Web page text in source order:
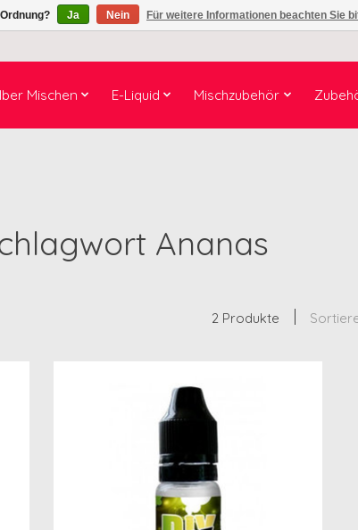
Mischen E-Liquid Mischzubehör
Ananas
2 Produkte
Ja Nein Für weitere Informationen beachten Sie